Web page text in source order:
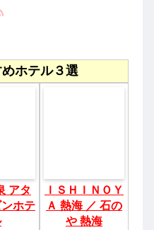
めホテル３選
アタ
ホテ
ＩＳＨＩＮＯＹ
Ａ 熱海 ／ 石の
や 熱海